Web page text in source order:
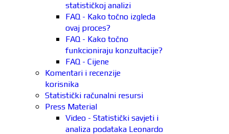
statističkoj analizi
FAQ - Kako točno izgleda
ovaj proces?
FAQ - Kako točno
funkcioniraju konzultacije?
FAQ - Cijene
Komentari i recenzije
korisnika
Statistički računalni resursi
Press Material
Video - Statistički savjeti i
analiza podataka Leonardo